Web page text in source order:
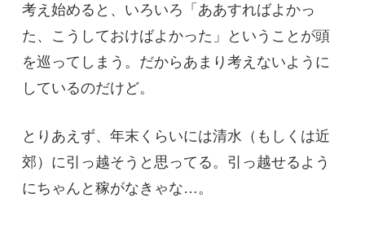
考え始めると、いろいろ「ああすればよかっ
た、こうしておけばよかった」ということが頭
を巡ってしまう。だからあまり考えないように
しているのだけど。
とりあえず、年末くらいには清水（もしくは近
郊）に引っ越そうと思ってる。引っ越せるよう
にちゃんと稼がなきゃな…。